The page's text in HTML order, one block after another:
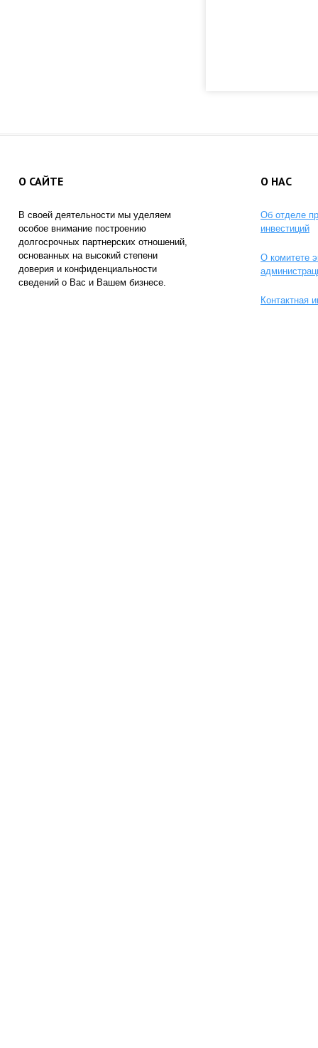
О САЙТЕ
В своей деятельности мы уделяем
особое внимание построению
долгосрочных партнерских отношений,
основанных на высокий степени
доверия и конфиденциальности
сведений о Вас и Вашем бизнесе.
О НАС
Об отделе
инвестиций
О комитете
Контактная